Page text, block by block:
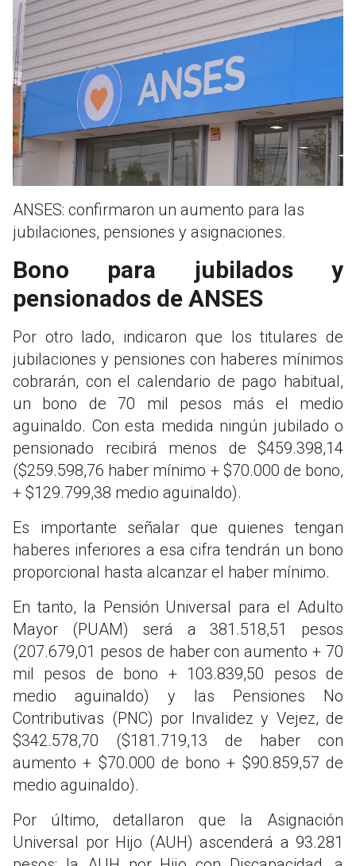
ANSES: confirmaron un aumento para las
jubilaciones, pensiones y asignaciones.
Bono para jubilados y
pensionados de ANSES
Por otro lado, indicaron que los titulares de
jubilaciones y pensiones con haberes mínimos
cobrarán, con el calendario de pago habitual,
un bono de 70 mil pesos más el medio
aguinaldo. Con esta medida ningún jubilado o
pensionado recibirá menos de $459.398,14
($259.598,76 haber mínimo + $70.000 de bono,
+ $129.799,38 medio aguinaldo).
Es importante señalar que quienes tengan
haberes inferiores a esa cifra tendrán un bono
proporcional hasta alcanzar el haber mínimo.
En tanto, la Pensión Universal para el Adulto
Mayor (PUAM) será a 381.518,51 pesos
(207.679,01 pesos de haber con aumento + 70
mil pesos de bono + 103.839,50 pesos de
medio aguinaldo) y las Pensiones No
Contributivas (PNC) por Invalidez y Vejez, de
$342.578,70 ($181.719,13 de haber con
aumento + $70.000 de bono + $90.859,57 de
medio aguinaldo).
Por último, detallaron que la Asignación
Universal por Hijo (AUH) ascenderá a 93.281